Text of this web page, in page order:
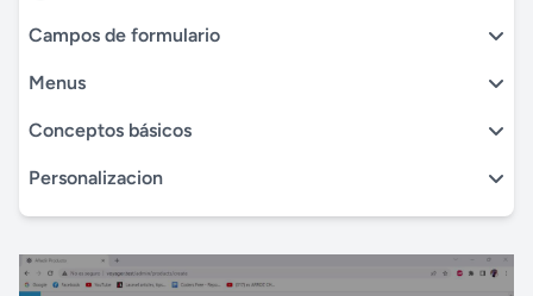
Campos de formulario
Menus
Conceptos básicos
Personalizacion